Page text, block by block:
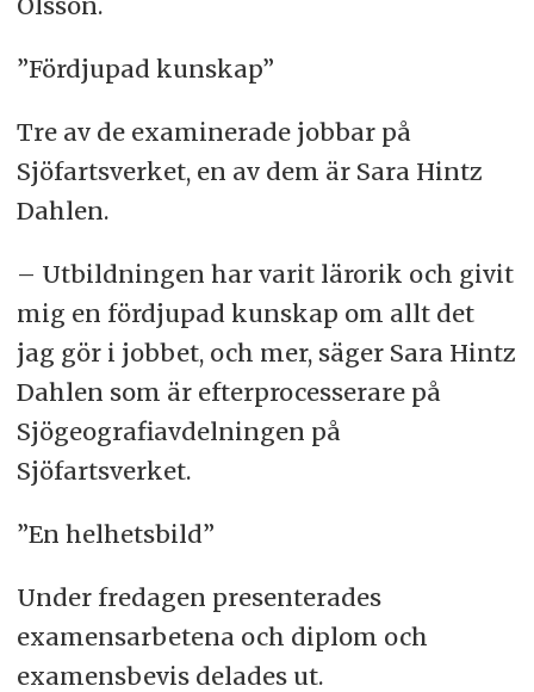
”Fördjupad kunskap”
Tre av de examinerade jobbar på
Sjöfartsverket, en av dem är Sara Hintz
Dahlen.
– Utbildningen har varit lärorik och givit
mig en fördjupad kunskap om allt det
jag gör i jobbet, och mer, säger Sara Hintz
Dahlen som är efterprocesserare på
Sjögeografiavdelningen på
Sjöfartsverket.
”En helhetsbild”
Under fredagen presenterades
examensarbetena och diplom och
examensbevis delades ut.